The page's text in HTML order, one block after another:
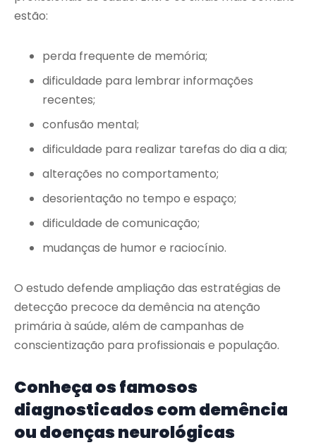
estão:
perda frequente de memória;
dificuldade para lembrar informações
recentes;
confusão mental;
dificuldade para realizar tarefas do dia a dia;
alterações no comportamento;
desorientação no tempo e espaço;
dificuldade de comunicação;
mudanças de humor e raciocínio.
O estudo defende ampliação das estratégias de
detecção precoce da demência na atenção
primária à saúde, além de campanhas de
conscientização para profissionais e população.
Conheça os famosos
diagnosticados com demência
ou doenças neurológicas